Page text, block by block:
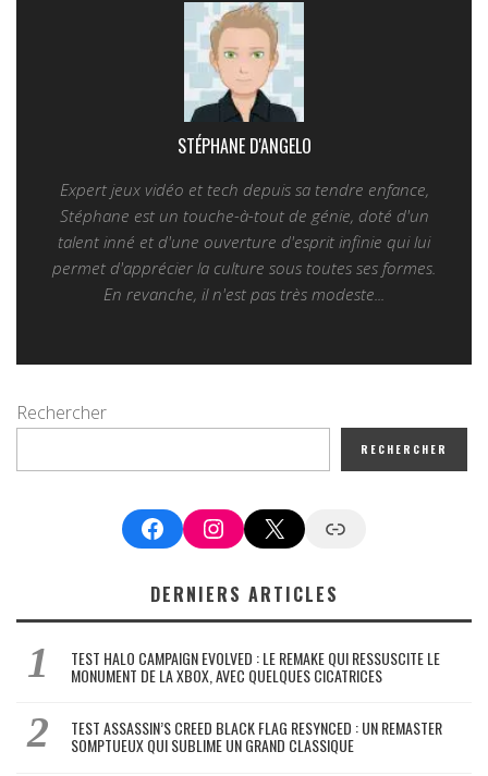
STÉPHANE D'ANGELO
Expert jeux vidéo et tech depuis sa tendre enfance,
Stéphane est un touche-à-tout de génie, doté d'un
talent inné et d'une ouverture d'esprit infinie qui lui
permet d'apprécier la culture sous toutes ses formes.
En revanche, il n'est pas très modeste...
Rechercher
RECHERCHER
FacebookInstagram
X Google News
DERNIERS ARTICLES
TEST HALO CAMPAIGN EVOLVED : LE REMAKE QUI RESSUSCITE LE
MONUMENT DE LA XBOX, AVEC QUELQUES CICATRICES
TEST ASSASSIN’S CREED BLACK FLAG RESYNCED : UN REMASTER
SOMPTUEUX QUI SUBLIME UN GRAND CLASSIQUE